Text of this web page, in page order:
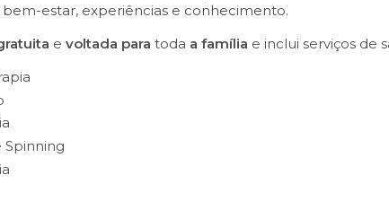
estar, experiências e conhecimento.
e voltada para toda a família e inclui serviços de
Spinning